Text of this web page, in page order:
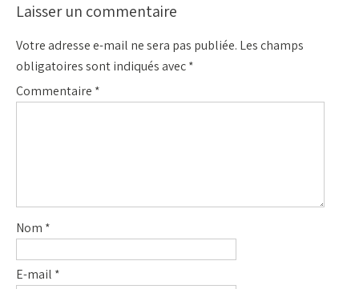
Laisser un commentaire
Votre adresse e-mail ne sera pas publiée. Les champs
obligatoires sont indiqués avec*
Commentaire *
Nom *
E-mail *